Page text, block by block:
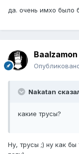
да. очень имхо было
Baalzamon
Nakatan
какие трусы?
Ну, трусы ;) ну как